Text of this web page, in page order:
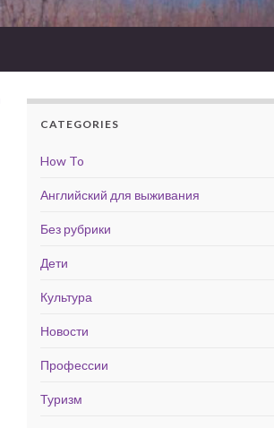
CATEGORIES
How To
Английский для выживания
Без рубрики
Дети
Культура
Новости
Профессии
Туризм